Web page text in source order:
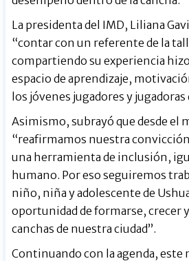
La presidenta del IMD, Liliana
“contar con un referente de la
compartiendo su experiencia
espacio de aprendizaje,
los jóvenes jugadores y jugadoras
Asimismo, subrayó que desde el
“reafirmamos nuestra
una herramienta de inclusión,
humano. Por eso seguiremos
niño, niña y adolescente de
oportunidad de formarse, crecer
canchas de nuestra ciudad”.
Continuando con la agenda, este